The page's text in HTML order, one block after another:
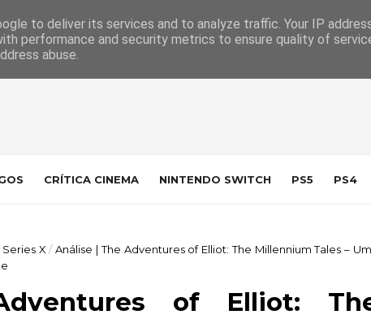
Suporte da Indústria Contacto
CRÍTICA CINEMA NINTENDO SWITCH PS5 PS4
X / Análise | The Adventures of Elliot: The Millennium Tales –
of Elliot:
to deliver its services and to analyze traffic. Your IP
performance and security metrics to ensure quality of
abuse.